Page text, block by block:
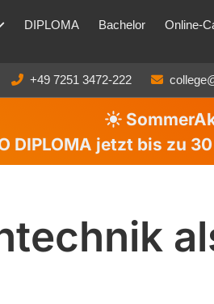
DIPLOMA Bachelor Online-
+49 7251 3472-222
DIPLOMA jetzt bis zu